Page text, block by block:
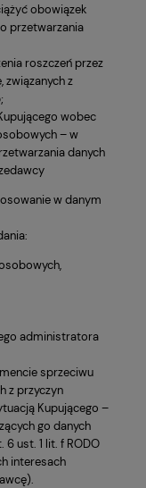
obowiązek
przetwarzania
roszczeń przez
związanych z
wobec
– w
danych
w danym
administratora
sprzeciwu
z przyczyn
Kupującego –
go danych
ust. 1 lit. f RODO
interesach